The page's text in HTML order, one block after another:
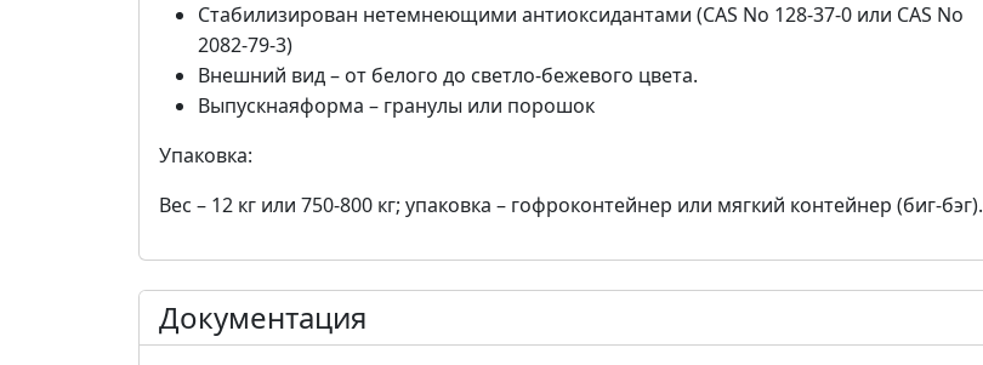
Стабилизирован нетемнеющими антиоксидантами (CAS No 128-37-0 или CAS No
2082-79-3)
Внешний вид – от белого до светло-бежевого цвета.
Выпускнаяформа – гранулы или порошок
Упаковка:
Вес – 12 кг или 750-800 кг; упаковка – гофроконтейнер или мягкий контейнер (биг-бэг).
Документация